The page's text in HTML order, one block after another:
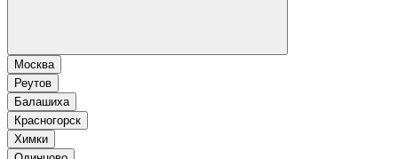
Москва
Реутов
Балашиха
Красногорск
Химки